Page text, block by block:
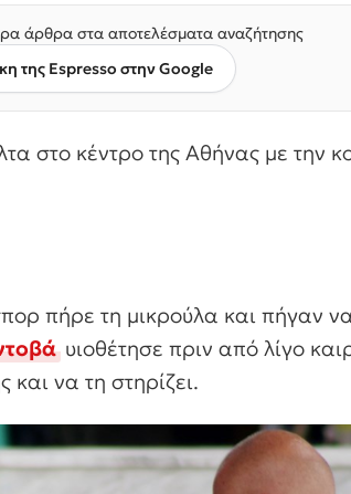
άρθρα στα αποτελέσματα αναζήτησης
της Espresso στην Google
στο κέντρο της Αθήνας με την
πήρε τη μικρούλα και πήγαν
υιοθέτησε πριν από λίγο
να τη στηρίζει.